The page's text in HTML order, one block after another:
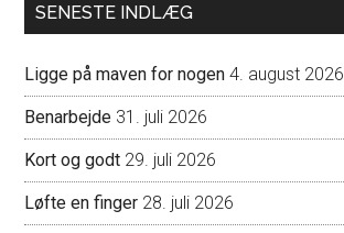
SENESTE INDLÆG
Ligge på maven for nogen 4. august 2026
Benarbejde 31. juli 2026
Kort og godt 29. juli 2026
Løfte en finger 28. juli 2026